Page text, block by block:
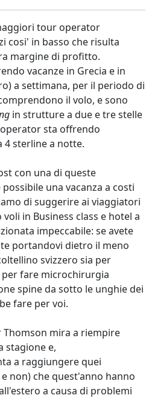
tour operator
cosi' in basso che risulta
margine di profitto.
vacanze in Grecia e in
a settimana, per il periodo di
il volo, e sono
in strutture a due e tre stelle
sta offrendo
4 sterline a notte.
con una di queste
una vacanza a costi
di suggerire ai viaggiatori
in Business class e hotel a
impeccabile: se avete
portandovi dietro il meno
svizzero sia per
fare microchirurgia
spine da sotto le unghie dei
fare per voi.
mira a riempire
stagione e,
a raggiungere quei
non) che quest'anno hanno
a causa di problemi